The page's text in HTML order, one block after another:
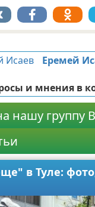
Еремей
и мнения в
нашу группу
в Туле: